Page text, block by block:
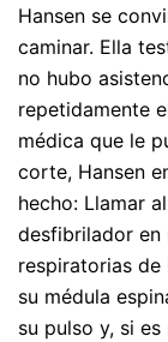
Hansen se
caminar. Ella
no hubo
repetidamente
médica que le
corte, Hansen
hecho: Llamar
desfibrilador en
respiratorias
su médula
su pulso y, si